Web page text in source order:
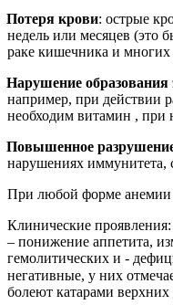
Потеря крови: острые
недель или месяцев (это
раке кишечника и многих
Нарушение образования
например, при действии
необходим витамин , при
Повышенное
нарушениях иммунитета,
При любой форме анемии
Клинические
– понижение аппетита,
гемолитических и -
негативные, у них
болеют катарами